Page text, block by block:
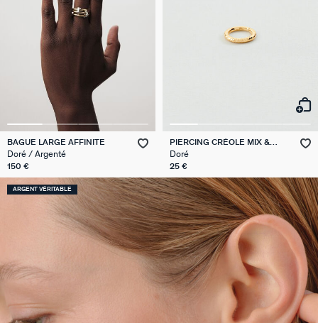
BAGUE LARGE AFFINITE
Doré / Argenté
150 €
PIERCING CRÉOLE MIX &
MATCH
Doré
25 €
ARGENT VÉRITABLE